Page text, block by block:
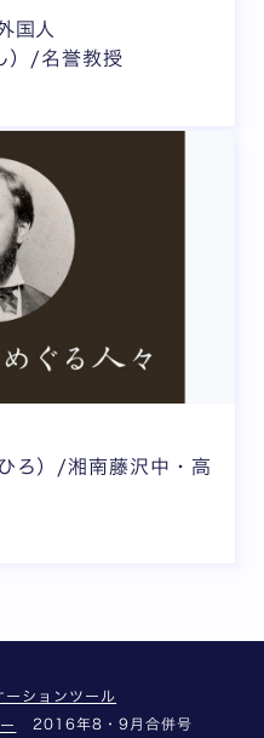
国人
）/名誉教授
）/湘南藤沢中・高
ーションツール
2016年8・9月合併号